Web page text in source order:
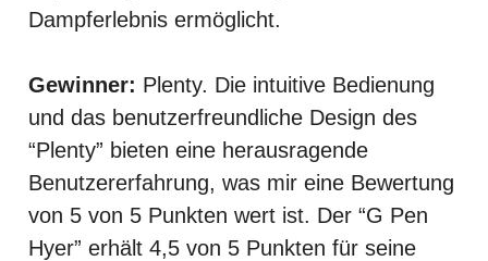
Dampferlebnis ermöglicht.
Gewinner: Plenty. Die intuitive Bedienung
und das benutzerfreundliche Design des
“Plenty” bieten eine herausragende
Benutzererfahrung, was mir eine Bewertung
von 5 von 5 Punkten wert ist. Der “G Pen
Hyer” erhält 4,5 von 5 Punkten für seine